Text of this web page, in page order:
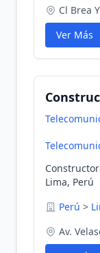
Cl Brea
Ver Más
Lima, Perú
Perú >
Av.